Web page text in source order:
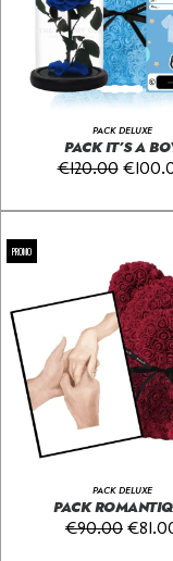
PACK DELUXE
PACK IT’S A
€120.00 €
PROMO
PACK DELUXE
PACK
€90.00 €